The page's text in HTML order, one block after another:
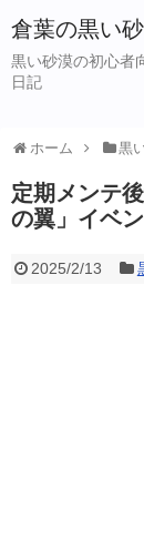
倉葉の黒い
黒い砂漠の初心者
日記
ホーム 黒
定期メンテ
の翼」イベ
2025/2/13